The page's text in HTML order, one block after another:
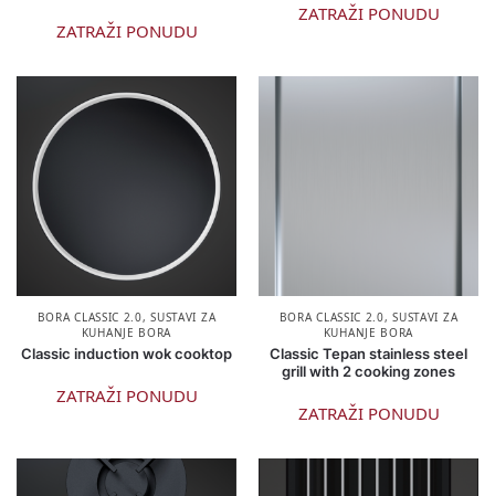
ZATRAŽI PONUDU
ZATRAŽI PONUDU
BORA CLASSIC 2.0,SUSTAVI ZA
KUHANJE BORA
Classic induction wok cooktop
ZATRAŽI PONUDU
BORA CLASSIC 2.0,SUSTAVI ZA
KUHANJE BORA
Classic Tepan stainless steel
grill with 2 cooking zones
ZATRAŽI PONUDU